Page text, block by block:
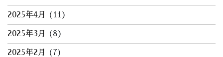
2025年4月 (11)
2025年3月 (8)
2025年2月 (7)